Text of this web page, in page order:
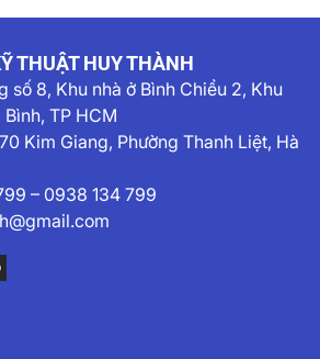
THUẬT HUY THÀNH
số 8, Khu nhà ở Bình Chiểu 2, Khu
TP HCM
Kim Giang, Phường Thanh Liệt, Hà
– 0938 134 799